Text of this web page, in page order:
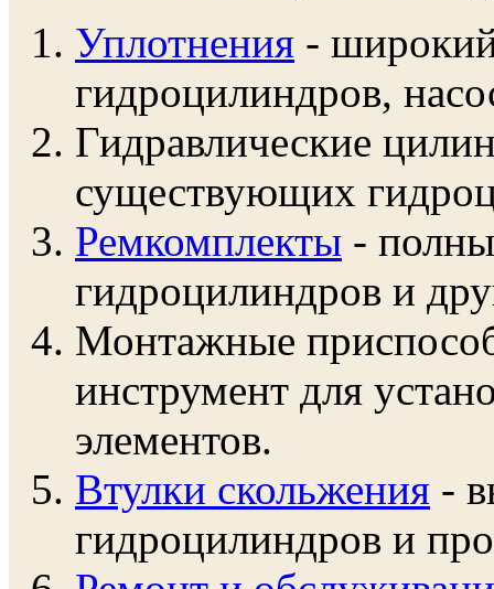
Уплотнения -
гидроцилиндров,
Гидравлические
существующих
Ремкомплекты -
гидроцилиндров и
Монтажные
инструмент для
элементов.
Втулки скольжения -
гидроцилиндров и